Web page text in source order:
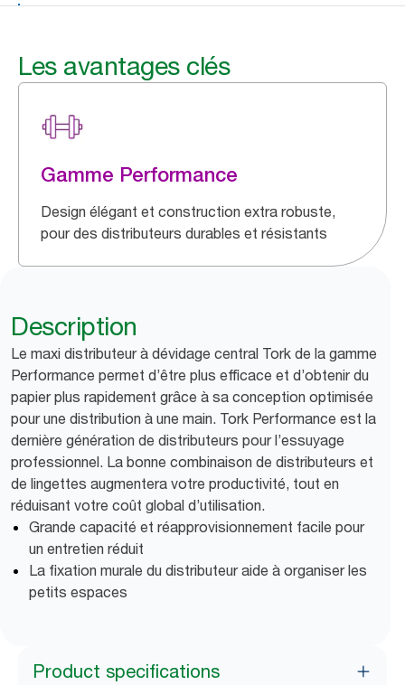
Les avantages clés
Gamme Performance
Design élégant et construction extra robuste,
pour des distributeurs durables et résistants
Description
Le maxi distributeur à dévidage central Tork de la gamme
Performance permet d’être plus efficace et d’obtenir du
papier plus rapidement grâce à sa conception optimisée
pour une distribution à une main. Tork Performance est la
dernière génération de distributeurs pour l’essuyage
professionnel. La bonne combinaison de distributeurs et
de lingettes augmentera votre productivité, tout en
réduisant votre coût global d’utilisation.
Grande capacité et réapprovisionnement facile pour
un entretien réduit
La fixation murale du distributeur aide à organiser les
petits espaces
Product specifications